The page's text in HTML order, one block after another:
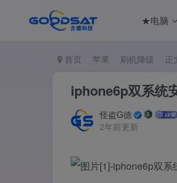
★电脑
首页 苹果 刷机降级 正
iphone6p双系统
怪盗G德
2年前更新